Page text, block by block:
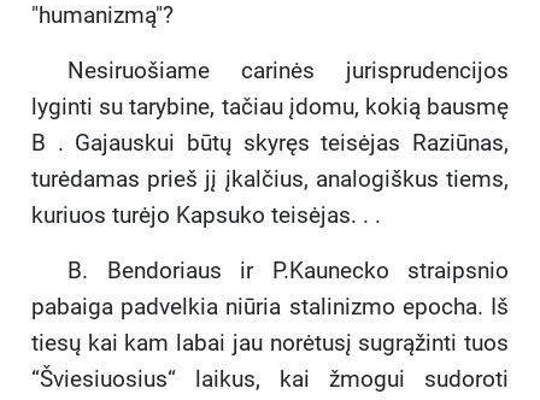
"humanizmą"?
Nesiruošiame carinės jurisprudencijos
lyginti su tarybine, tačiau įdomu, kokią bausmę
B . Gajauskui būtų skyręs teisėjas Raziūnas,
turėdamas prieš jį įkalčius, analogiškus tiems,
kuriuos turėjo Kapsuko teisėjas. . .
B. Bendoriaus ir P.Kaunecko straipsnio
pabaiga padvelkia niūria stalinizmo epocha. Iš
tiesų kai kam labai jau norėtusį sugrąžinti tuos
“Šviesiuosius“ laikus, kai žmogui sudoroti